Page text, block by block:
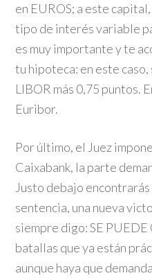
en EUROS; a este
tipo de interés variable
es muy importante y te
tu hipoteca: en este
LIBOR más 0,75 puntos.
Euribor.
Por último, el Juez
Caixabank, la parte
Justo debajo
sentencia, una nueva
siempre digo: SE
batallas que ya están
aunque haya que